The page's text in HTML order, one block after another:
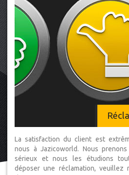
La satisfaction du client est
nous à Jazicoworld. Nous
sérieux et nous les étudions
déposer une réclamation, veuillez